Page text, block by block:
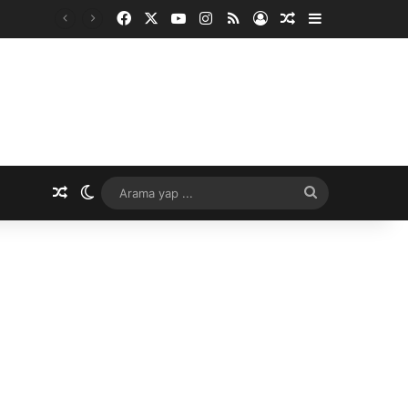
Facebook YouTubeInstagram
RSS Kayıt OlRastgele Makale
Rastgele Makale
Dış görünümü değiştir
yap